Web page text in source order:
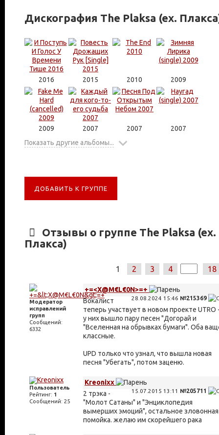
Дискография The Plaksa (ex.
2016 2015 2010 2009
2009 2007 2007
2007
Показать другие альбомы...
ДОБАВИТЬ К ГРУППЕ
Отзывы о группе The Plaksa (ex.
Плакса)
1 2 3 4 18
Модератор
исправлений
групп
Сообщений:
6332
+=<X@M€L€0N>=+
28.08.2024 15:46 №215369
Вокалист
теперь участвует в новом проекте UTRO
у них вышло пару песен "Догорай и
"Вселенная на обрывках бумаги". Оба
классные.
UPD только что узнал, что вышла новая
песня "Убегать", потом заценю.
Пользователь
Рейтинг: 1
Сообщений: 25
Kreonixx
15.07.2015 13:11 №205711
2 трэка -
"Молот Сатаны" и "Энциклопедия
вымерших эмоций", остальное зловонная
помойка. желаю им скорейшего рака